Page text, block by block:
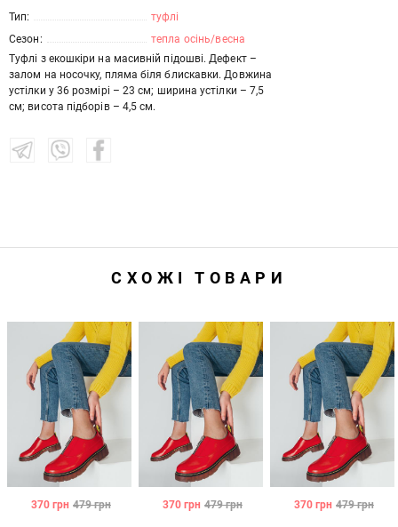
Тип:
туфлі
Сезон:
тепла осінь/весна
Туфлі з екошкіри на масивній підошві. Дефект –
залом на носочку, пляма біля блискавки. Довжина
устілки у 36 розмірі – 23 см; ширина устілки – 7,5
см; висота підборів – 4,5 см.
СХОЖІ ТОВАРИ
370 грн 479 грн 370 грн 479 грн 370 грн 479 грн